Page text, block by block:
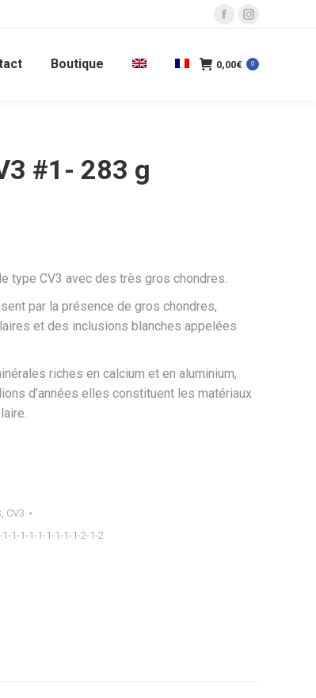
La
Facebook
La
Instagram
Boutique 0,00€ 0
#1- 283 g
type CV3 avec des très gros chondres.
par la présence de gros chondres,
et des inclusions blanches appelées
riches en calcium et en aluminium,
d’années elles constituent les matériaux
, CV3
1-1-1-1-1-1-1-1-2-1-2